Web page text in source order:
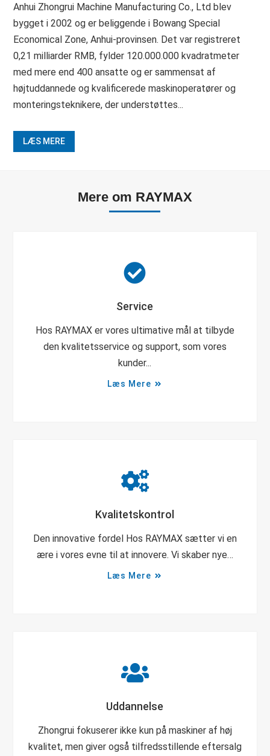
Anhui Zhongrui Machine Manufacturing Co., Ltd blev
bygget i 2002 og er beliggende i Bowang Special
Economical Zone, Anhui-provinsen. Det var registreret
0,21 milliarder RMB, fylder 120.000.000 kvadratmeter
med mere end 400 ansatte og er sammensat af
højtuddannede og kvalificerede maskinoperatører og
monteringsteknikere, der understøttes...
LÆS MERE
Mere om RAYMAX
Service
Hos RAYMAX er vores ultimative mål at tilbyde
den kvalitetsservice og support, som vores
kunder...
Læs Mere
Kvalitetskontrol
Den innovative fordel Hos RAYMAX sætter vi en
ære i vores evne til at innovere. Vi skaber nye…
Læs Mere
Uddannelse
Zhongrui fokuserer ikke kun på maskiner af høj
kvalitet, men giver også tilfredsstillende eftersalg